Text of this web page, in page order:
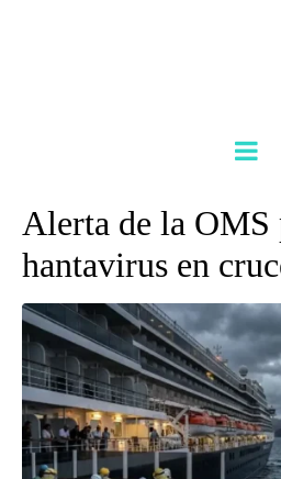
Alerta de la OMS
hantavirus en